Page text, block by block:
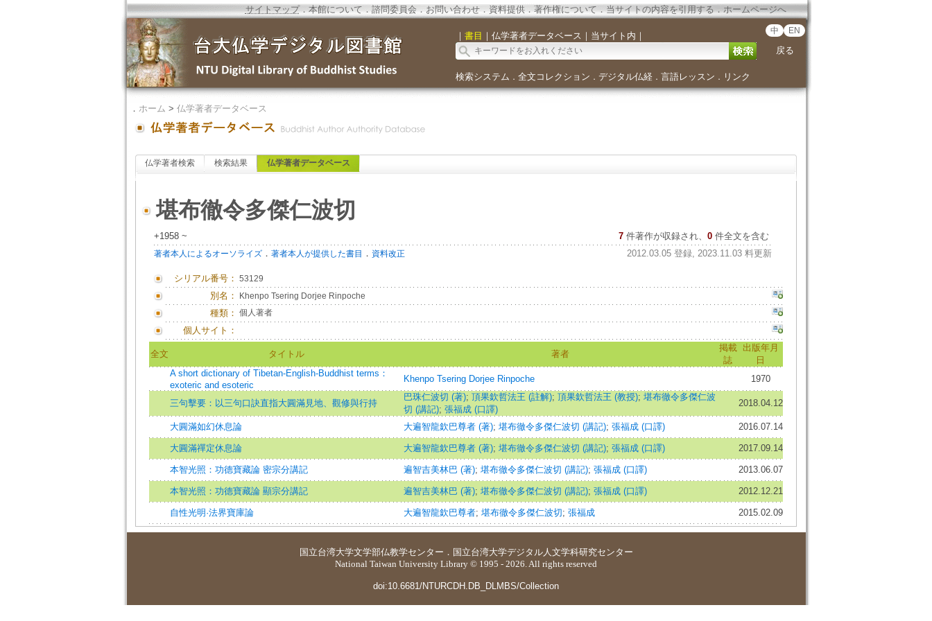
サイトマップ．本館について．諮問委員会． お問い合わせ． 資料提供．著作権について．当サイトの内容を引用する．ホームページへ
｜ 書目 ｜ 仏学著者データベース ｜ 当サイト内 ｜ 中 EN
戻る
検索システム ． 全文コレクション ． デジタル仏経． 言語レッスン ． リンク
． ホーム > 仏学著者データベース
仏学著者検索 検索結果 仏学著者データベース
堪布徹令多傑仁波切
+1958 ~ 7 件著作が収録され、 0件全文を含む
著者本人によるオーソライズ． 著者本人が提供した書目 ． 資料改正 2012.03.05 登録, 2023.11.03 料更新
シリアル番号： 53129
別名： Khenpo Tsering Dorjee Rinpoche
種類： 個人著者
個人サイト：
全文 タイトル 著者
掲載
誌
出版年月
日
A short dictionary of Tibetan-English-Buddhist terms：
exoteric and esoteric
Khenpo Tsering Dorjee Rinpoche 1970
三句擊要：以三句口訣直指大圓滿見地、觀修與行持
巴珠仁波切 (著); 頂果欽哲法王 (註解); 頂果欽哲法王 (教授); 堪布徹令多傑仁波
切 (講記); 張福成 (口譯)
2018.04.12
大圓滿如幻休息論 大遍智龍欽巴尊者 (著); 堪布徹令多傑仁波切 (講記); 張福成 (口譯) 2016.07.14
大圓滿禪定休息論 大遍智龍欽巴尊者 (著); 堪布徹令多傑仁波切 (講記); 張福成 (口譯) 2017.09.14
本智光照：功德寶藏論 密宗分講記 遍智吉美林巴 (著); 堪布徹令多傑仁波切 (講記); 張福成 (口譯) 2013.06.07
本智光照：功德寶藏論 顯宗分講記 遍智吉美林巴 (著); 堪布徹令多傑仁波切 (講記); 張福成 (口譯) 2012.12.21
自性光明·法界寶庫論 大遍智龍欽巴尊者; 堪布徹令多傑仁波切; 張福成 2015.02.09
国立台湾大学文学部仏教学センター ． 国立台湾大学デジタル人文学科研究センター
National Taiwan University Library © 1995 - 2026. All rights reserved
doi:10.6681/NTURCDH.DB_DLMBS/Collection